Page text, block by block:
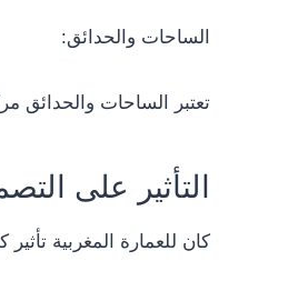
الساحات والحدائق:
تعتبر الساحات والحدائق
التأثير على
كان للعمارة المغربية